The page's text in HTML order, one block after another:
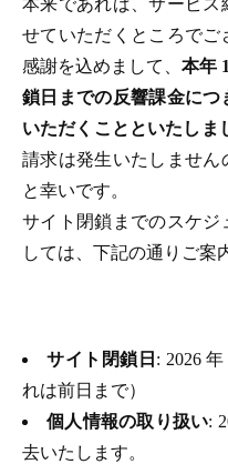
本来であれば、サービス
せていただくところで
感謝を込めまして、 本年
鎖日までの反響課金につ
いただくことといたしま
請求は発生いたしません
と幸いです。
サイト閉鎖までのスケジ
しては、下記の通りご案
サイト閉鎖日 : 2026
れは前日まで）
個人情報の取り扱い:
去いたします。